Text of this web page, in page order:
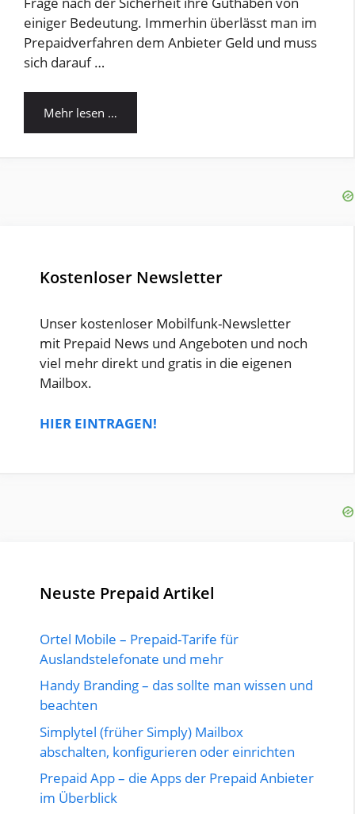
einiger Bedeutung. Immerhin überlässt man im
Prepaidverfahren dem Anbieter Geld und muss
sich darauf …
Mehr lesen …
Kostenloser Newsletter
Unser kostenloser Mobilfunk-Newsletter
mit Prepaid News und Angeboten und noch
viel mehr direkt und gratis in die eigenen
Mailbox.
HIER EINTRAGEN!
Neuste Prepaid Artikel
Ortel Mobile – Prepaid-Tarife für
Auslandstelefonate und mehr
Handy Branding – das sollte man wissen und
beachten
Simplytel (früher Simply) Mailbox
abschalten, konfigurieren oder einrichten
Prepaid App – die Apps der Prepaid Anbieter
im Überblick